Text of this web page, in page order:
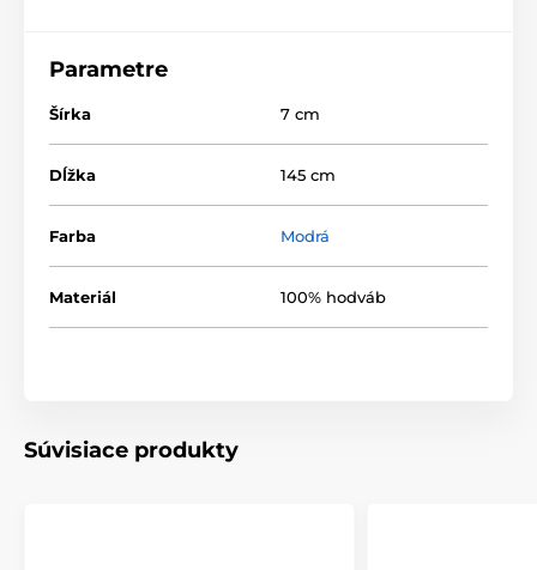
Parametre
Šírka 7 cm
Dĺžka 145 cm
Farba Modrá
Materiál 100% hodváb
Súvisiace produkty